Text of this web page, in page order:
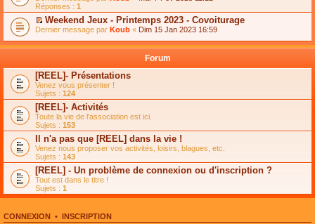
t
e
r
l
e
s
s
a
g
e
n
o
n
l
u
l
e
p
l
u
s
é
c
o
n
s
u
t
l
e
m
e
s
s
a
g
e
n
o
n
l
u
l
e
l
Réponses : 1
C
n
l
t
e
r
l
e
m
e
s
s
a
g
e
n
o
n
u
l
Weekend Jeux - Printemps 2023 - Covoiturage
Dernier message par Koub « Dim 15 Jan 2023 16:59
Forum
[REEL]- Présentations
Venez vous présenter !
Sujets : 124
[REEL]- Activités
Toute la vie de l'association est ici.
Sujets : 153
Il n'a pas que [REEL] dans la vie !
Venez nous proposer vos activités, loisirs, blagues, etc.
Sujets : 143
[REEL] - Un problème de connexion ou d'inscription ?
Tout est dans le titre !
Sujets : 1
CONNEXION • INSCRIPTION